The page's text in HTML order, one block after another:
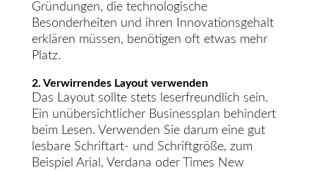
Gründungen, die technologische
Besonderheiten und ihren Innovationsgehalt
erklären müssen, benötigen oft etwas mehr
Platz.
2. Verwirrendes Layout verwenden
Das Layout sollte stets leserfreundlich sein.
Ein unübersichtlicher Businessplan behindert
beim Lesen. Verwenden Sie darum eine gut
lesbare Schriftart- und Schriftgröße, zum
Beispiel Arial, Verdana oder Times New